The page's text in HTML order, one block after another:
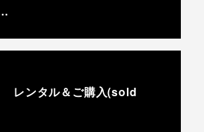
レンタル＆ご購入(sold